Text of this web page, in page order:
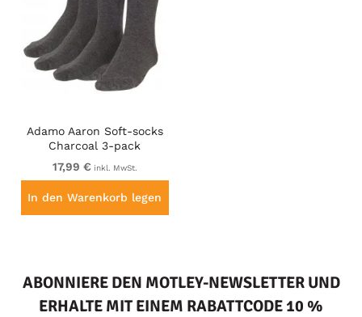
Adamo Aaron Soft-socks
Charcoal 3-pack
17,99 € inkl. MwSt.
In den Warenkorb legen
ABONNIERE DEN MOTLEY-NEWSLETTER UND
ERHALTE MIT EINEM RABATTCODE 10 %